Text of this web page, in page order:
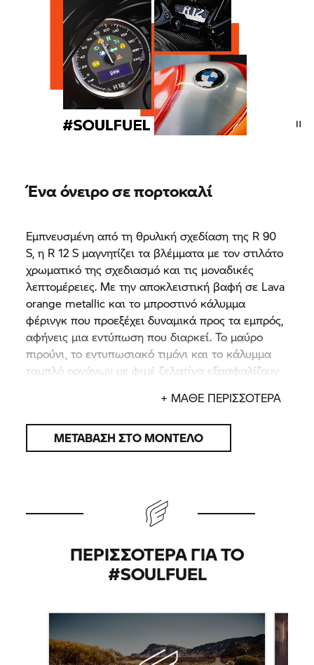
Ένα όνειρο σε πορτοκαλί
Εμπνευσμένη από τη θρυλική σχεδίαση της R 90
S, η R 12 S μαγνητίζει τα βλέμματα με τον στιλάτο
χρωματικό της σχεδιασμό και τις μοναδικές
λεπτομέρειες. Με την αποκλειστική βαφή σε Lava
orange metallic και το μπροστινό κάλυμμα
φέρινγκ που προεξέχει δυναμικά προς τα εμπρός,
αφήνεις μια εντύπωση που διαρκεί. Το μαύρο
πιρούνι, το εντυπωσιακό τιμόνι και το κάλυμμα
ταμπλό οργάνων με φιμέ ζελατίνα εξασφαλίζουν
+ ΜΑΘΕ ΠΕΡΙΣΣΟΤΕΡΑ
ΜΕΤΆΒΑΣΗ ΣΤΟ ΜΟΝΤΈΛΟ
ΠΕΡΙΣΣΌΤΕΡΑ ΓΙΑ ΤΟ
#SOULFUEL